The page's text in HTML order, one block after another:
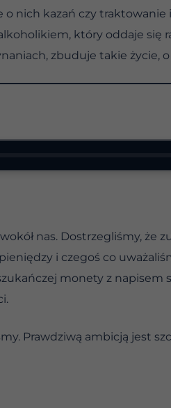
nich kazań czy traktowanie
który oddaje się
zbuduje takie życie,
nas. Dostrzegliśmy, że
i czegoś co
monety z napisem
Prawdziwą ambicją jest